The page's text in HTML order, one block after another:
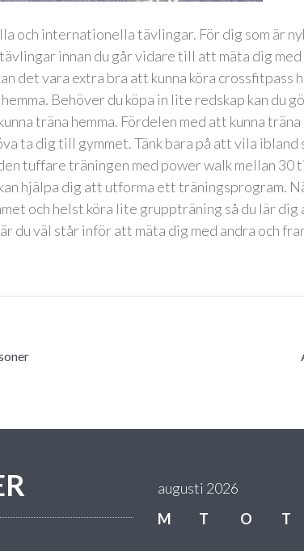
och internationella tävlingar. För dig som är
innan du går vidare till att mäta dig
det vara extra bra att kunna köra crossfitpass
Behöver du köpa in lite redskap kan du
träna hemma. Fördelen med att kunna träna
ta dig till gymmet. Tänk bara på att vila ibland
tuffare träningen med power walk mellan 30
hjälpa dig att utforma ett träningsprogram.
och helst köra lite gruppträning så du lär dig
du väl står inför att mäta dig med andra och
augusti 2026
M
T O T